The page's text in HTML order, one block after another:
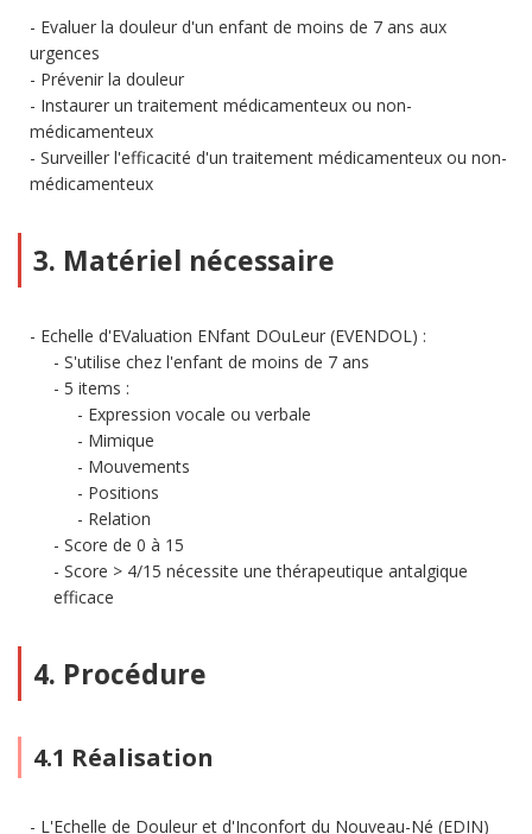
Evaluer la douleur d'un enfant de moins de 7 ans aux
urgences
Prévenir la douleur
Instaurer un traitement médicamenteux ou non-
médicamenteux
Surveiller l'efficacité d'un traitement médicamenteux ou non-
médicamenteux
3. Matériel nécessaire
Echelle d'EValuation ENfant DOuLeur (EVENDOL) :
S'utilise chez l'enfant de moins de 7 ans
5 items :
Expression vocale ou verbale
Mimique
Mouvements
Positions
Relation
Score de 0 à 15
Score > 4/15 nécessite une thérapeutique antalgique
efficace
4. Procédure
4.1 Réalisation
L'Echelle de Douleur et d'Inconfort du Nouveau-Né (EDIN)